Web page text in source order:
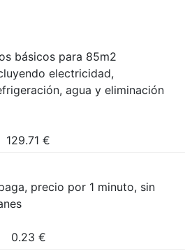
básicos para 85m2
electricidad,
agua y eliminación
129.71 €
precio por 1 minuto, sin
0.23 €